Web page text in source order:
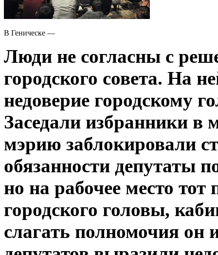
В Геническе —
Люди не согласны с
городского совета. На
недоверие городскому
Заседали избранники в
мэрию заблокировали
обязанности депутаты
но на рабочее место тот
городского головы,
слагать полномочия он